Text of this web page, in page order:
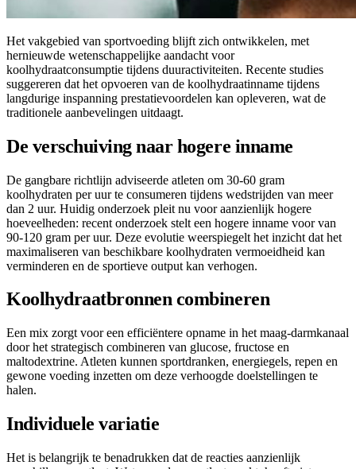
Het vakgebied van sportvoeding blijft zich ontwikkelen, met
hernieuwde wetenschappelijke aandacht voor
koolhydraatconsumptie tijdens duuractiviteiten. Recente studies
suggereren dat het opvoeren van de koolhydraatinname tijdens
langdurige inspanning prestatievoordelen kan opleveren, wat de
traditionele aanbevelingen uitdaagt.
De verschuiving naar hogere inname
De gangbare richtlijn adviseerde atleten om 30-60 gram
koolhydraten per uur te consumeren tijdens wedstrijden van meer
dan 2 uur. Huidig onderzoek pleit nu voor aanzienlijk hogere
hoeveelheden: recent onderzoek stelt een hogere inname voor van
90-120 gram per uur. Deze evolutie weerspiegelt het inzicht dat het
maximaliseren van beschikbare koolhydraten vermoeidheid kan
verminderen en de sportieve output kan verhogen.
Koolhydraatbronnen combineren
Een mix zorgt voor een efficiëntere opname in het maag-darmkanaal
door het strategisch combineren van glucose, fructose en
maltodextrine. Atleten kunnen sportdranken, energiegels, repen en
gewone voeding inzetten om deze verhoogde doelstellingen te
halen.
Individuele variatie
Het is belangrijk te benadrukken dat de reacties aanzienlijk